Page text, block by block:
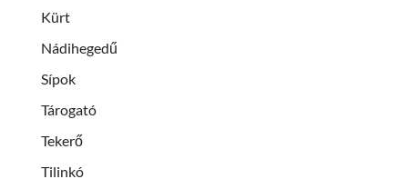
Kürt
Nádihegedű
Sípok
Tárogató
Tekerő
Tilinkó